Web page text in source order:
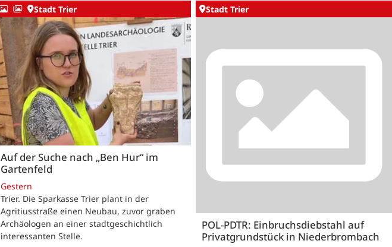
Stadt Trier
Auf der Suche nach „Ben Hur“ im
Gartenfeld
Gestern
Trier. Die Sparkasse Trier plant in der
Agritiusstraße einen Neubau, zuvor graben
Archäologen an einer stadtgeschichtlich
interessanten Stelle.
Stadt Trier
POL-PDTR: Einbruchsdiebstahl auf
Privatgrundstück in Niederbrombach